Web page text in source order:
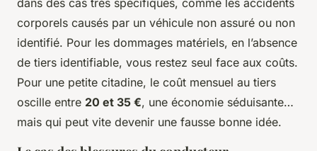
corporels causés par un véhicule non assuré ou non
identifié. Pour les dommages matériels, en l’absence
de tiers identifiable, vous restez seul face aux coûts.
Pour une petite citadine, le coût mensuel au tiers
oscille entre 20 et 35 €, une économie séduisante…
mais qui peut vite devenir une fausse bonne idée.